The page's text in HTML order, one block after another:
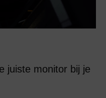
juiste monitor bij je